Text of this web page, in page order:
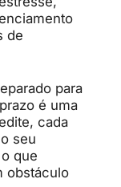
de
para
é uma
cada
seu
que
obstáculo